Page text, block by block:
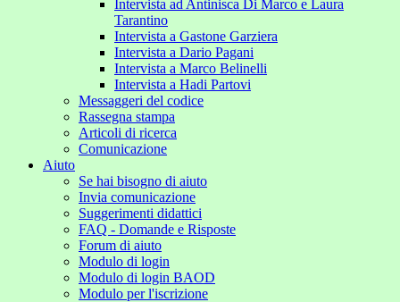
Intervista ad Antinisca Di Marco e Laura
Tarantino
Intervista a Gastone Garziera
Intervista a Dario Pagani
Intervista a Marco Belinelli
Intervista a Hadi Partovi
Messaggeri del codice
Rassegna stampa
Articoli di ricerca
Comunicazione
Aiuto
Se hai bisogno di aiuto
Invia comunicazione
Suggerimenti didattici
FAQ - Domande e Risposte
Forum di aiuto
Modulo di login
Modulo di login BAOD
Modulo per l'iscrizione